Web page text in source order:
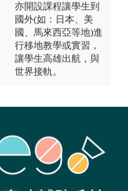
亦開設課程讓學生到
國外(如：日本、美
國、馬來西亞等地)進
行移地教學或實習，
讓學生高雄出航，與
世界接軌。